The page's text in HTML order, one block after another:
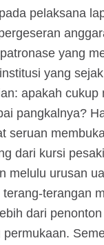
pelaksana
yang
yang
apakah cukup
pangkalnya?
seruan
dari kursi
melulu urusan
terangan
dari